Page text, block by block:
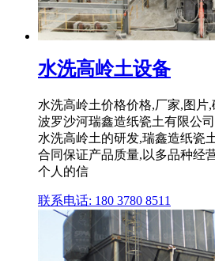
水洗高岭土设备
水洗高岭土价格价格,厂家,图片
波罗沙河瑞鑫造纸瓷土有限公
水洗高岭土的研发,瑞鑫造纸瓷
合同保证产品质量,以多品种经
个人的信
联系电话: 180 3780 8511